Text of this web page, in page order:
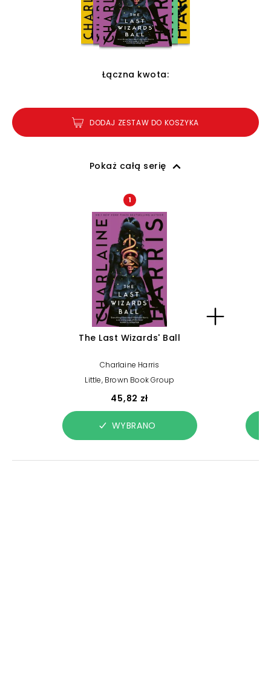
Łączna kwota:
DODAJ ZESTAW DO KOSZYKA
Pokaż całą serię
1
The Last Wizards' Ball
Charlaine Harris
Little, Brown Book Group
45,82 zł
WYBRANO